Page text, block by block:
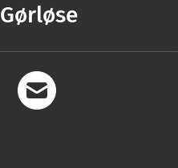
Gørløse